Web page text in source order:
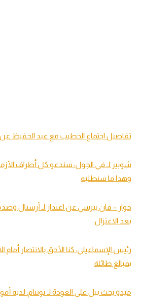
تفاصيل اجتماع الخطيب مع عبد الحفيظ
شوبير لـ في الجول: سندعو كل أطراف الأزمة
وهذا ما سنطلبه
حوار – فان بيرسي عن اعتذار لـ أرسنال
بعد الاعتزال
رئيس الإسماعيلي: كنا الأحق بالانتصار أمام
بمبالغ طائلة
ميدو يحث بيل على العودة لـ توتنام: لديه